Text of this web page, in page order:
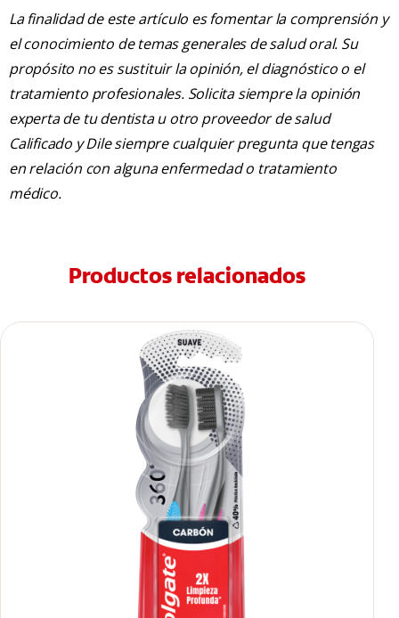
La finalidad de este artículo es fomentar la comprensión y
el conocimiento de temas generales de salud oral. Su
propósito no es sustituir la opinión, el diagnóstico o el
tratamiento profesionales. Solicita siempre la opinión
experta de tu dentista u otro proveedor de salud
Calificado y Dile siempre cualquier pregunta que tengas
en relación con alguna enfermedad o tratamiento
médico.
Productos relacionados